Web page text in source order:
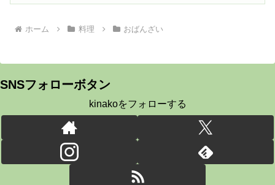
ホーム 料理 おばんざい
SNSフォローボタン
kinakoをフォローする